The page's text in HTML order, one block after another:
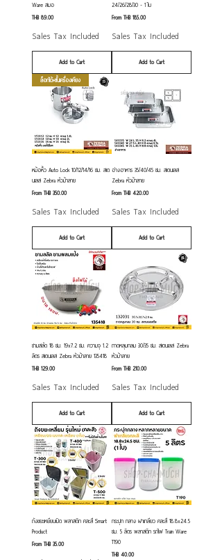
Ware สมอ
Price
THB 89.00
Sales Tax Included
Add to Cart
24/26/28/30 - 1 ใบ
FromTHB 185.00
Sale Price
Sales Tax Included
Add to Cart
ล็อกได้+ชั้นเครื่องเคียง
หม้อหิ้ว Auto Lock 10/12/14/16 ซม. สเต
นเลส Zebra หัวม้าลาย
FromTHB 350.00
Sale Price
Sales Tax Included
Add to Cart
อ่างอาหาร 35/40/45 ซม. สเตนเลส
Zebra หัวม้าลาย
FromTHB 420.00
Sale Price
Sales Tax Included
Add to Cart
ชามสลัด 18 ซม. 19x7.2 ซม. ความจุ 1.2
ลิตร สเตนเลส Zebra หัวม้าลาย 135418
Price
THB 129.00
Sales Tax Included
Add to Cart
ถาดหลุมกลม 30/35 ซม. สเตนเลส Zebra
หัวม้าลาย
FromTHB 210.00
Sale Price
Sales Tax Included
Add to Cart
ถังขยะเหยียบเปิด พลาสติก คละสี Smart
Product
FromTHB 35.00
Sale Price
กระปุก กลาง ฝาเกลียว คละสี 18.8x24.5
ซม. 5 ลิตร พลาสติก รถไฟ Train Ware
T190
Price
THB 40.00